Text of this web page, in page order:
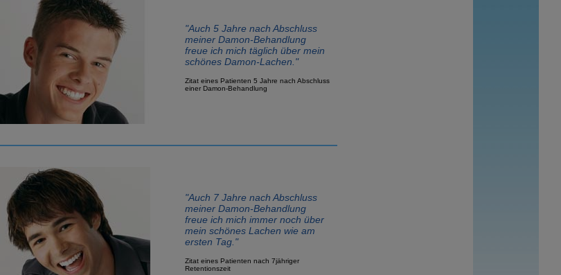
"Auch 5 Jahre nach Abschluss
meiner Damon-Behandlung
freue ich mich täglich über mein
schönes Damon-Lachen."
Zitat eines Patienten 5 Jahre nach Abschluss
einer Damon-Behandlung
"Auch 7 Jahre nach Abschluss
meiner Damon-Behandlung
freue ich mich immer noch über
mein schönes Lachen wie am
ersten Tag."
Zitat eines Patienten nach 7jähriger
Retentionszeit